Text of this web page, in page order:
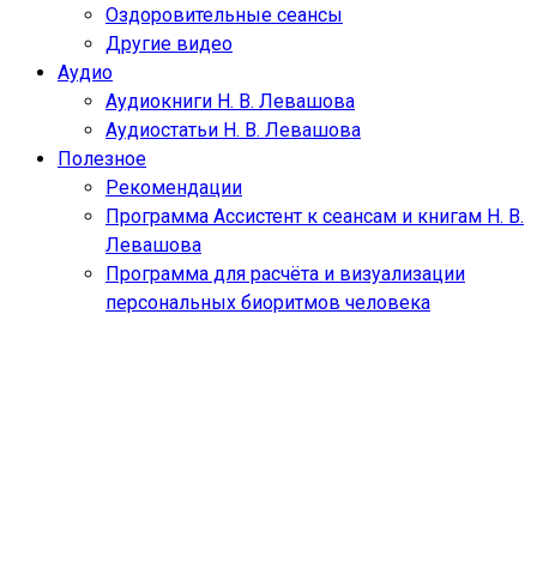
Оздоровительные сеансы
Другие видео
Аудио
Аудиокниги Н. В. Левашова
Аудиостатьи Н. В. Левашова
Полезное
Рекомендации
Программа Ассистент к сеансам и книгам Н. В.
Левашова
Программа для расчёта и визуализации
персональных биоритмов человека